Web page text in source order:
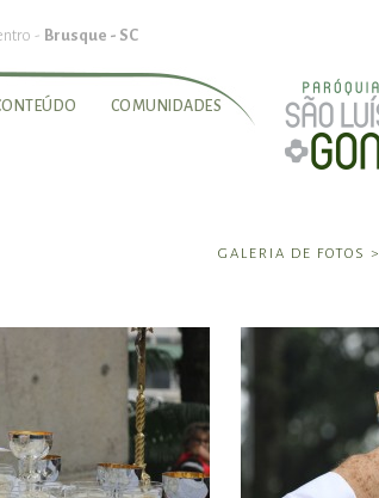
- Brusque - SC
COMUNIDADES
GALERIA DE FOTOS >